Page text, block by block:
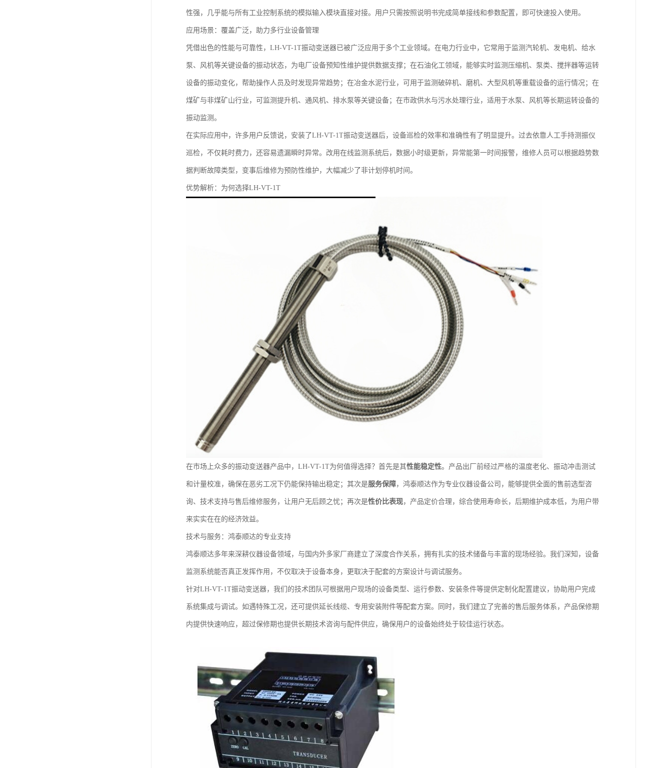
性强，几乎能与所有工业控制系统的模拟输入模块直接对接。用户只需按照说明书完成简单接线和参数配置，即可快速投入使用。
应用场景：覆盖广泛，助力多行业设备管理
凭借出色的性能与可靠性，LH-VT-1T振动变送器已被广泛应用于多个工业领域。在电力行业中，它常用于监测汽轮机、发电机、给水
泵、风机等关键设备的振动状态，为电厂设备预知性维护提供数据支撑；在石油化工领域，能够实时监测压缩机、泵类、搅拌器等运转
设备的振动变化，帮助操作人员及时发现异常趋势；在冶金水泥行业，可用于监测破碎机、磨机、大型风机等重载设备的运行情况；在
煤矿与非煤矿山行业，可监测提升机、通风机、排水泵等关键设备；在市政供水与污水处理行业，适用于水泵、风机等长期运转设备的
振动监测。
在实际应用中，许多用户反馈说，安装了LH-VT-1T振动变送器后，设备巡检的效率和准确性有了明显提升。过去依靠人工手持测振仪
巡检，不仅耗时费力，还容易遗漏瞬时异常。改用在线监测系统后，数据小时级更新，异常能第一时间报警，维修人员可以根据趋势数
据判断故障类型，变事后维修为预防性维护，大幅减少了非计划停机时间。
优势解析：为何选择LH-VT-1T
在市场上众多的振动变送器产品中，LH-VT-1T为何值得选择？首先是其性能稳定性。产品出厂前经过严格的温度老化、振动冲击测试
和计量校准，确保在恶劣工况下仍能保持输出稳定；其次是服务保障，鸿泰顺达作为专业仪器设备公司，能够提供全面的售前选型咨
询、技术支持与售后维修服务，让用户无后顾之忧；再次是性价比表现，产品定价合理，综合使用寿命长，后期维护成本低，为用户带
来实实在在的经济效益。
技术与服务：鸿泰顺达的专业支持
鸿泰顺达多年来深耕仪器设备领域，与国内外多家厂商建立了深度合作关系，拥有扎实的技术储备与丰富的现场经验。我们深知，设备
监测系统能否真正发挥作用，不仅取决于设备本身，更取决于配套的方案设计与调试服务。
针对LH-VT-1T振动变送器，我们的技术团队可根据用户现场的设备类型、运行参数、安装条件等提供定制化配置建议，协助用户完成
系统集成与调试。如遇特殊工况，还可提供延长线缆、专用安装附件等配套方案。同时，我们建立了完善的售后服务体系，产品保修期
内提供快速响应，超过保修期也提供长期技术咨询与配件供应，确保用户的设备始终处于较佳运行状态。